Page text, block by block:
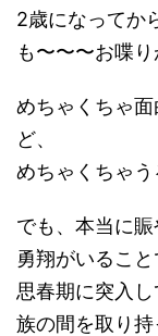
2歳になってか
も〜〜〜お喋
めちゃくちゃ
ど、
めちゃくちゃ
でも、本当に
勇翔がいるこ
思春期に突入
族の間を取り